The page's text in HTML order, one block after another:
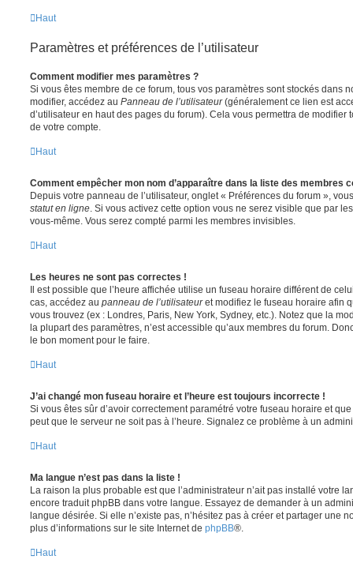
Haut
Paramètres et préférences de l’utilisateur
Comment modifier mes paramètres ?
Si vous êtes membre de ce forum, tous vos paramètres sont stockés dans
modifier, accédez au Panneau de l’utilisateur(généralement ce lien est
d’utilisateur en haut des pages du forum). Cela vous permettra de modifier
de votre compte.
Haut
Comment empêcher mon nom d’apparaître dans la liste des membres
Depuis votre panneau de l’utilisateur, onglet « Préférences du forum »,
statut en ligne . Si vous activez cette option vous ne serez visible que par
vous-même. Vous serez compté parmi les membres invisibles.
Haut
Les heures ne sont pas correctes !
Il est possible que l’heure affichée utilise un fuseau horaire différent de
cas, accédez au panneau de l’utilisateuret modifiez le fuseau horaire afin
vous trouvez (ex : Londres, Paris, New York, Sydney, etc.). Notez que la
la plupart des paramètres, n’est accessible qu’aux membres du forum.
le bon moment pour le faire.
Haut
J’ai changé mon fuseau horaire et l’heure est toujours incorrecte !
Si vous êtes sûr d’avoir correctement paramétré votre fuseau horaire et
peut que le serveur ne soit pas à l’heure. Signalez ce problème à un
Haut
Ma langue n’est pas dans la liste !
La raison la plus probable est que l’administrateur n’ait pas installé votre
encore traduit phpBB dans votre langue. Essayez de demander à un
langue désirée. Si elle n’existe pas, n’hésitez pas à créer et partager une
plus d’informations sur le site Internet de phpBB®.
Haut